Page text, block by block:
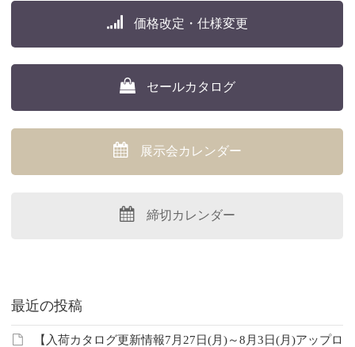
価格改定・仕様変更
セールカタログ
展示会カレンダー
締切カレンダー
最近の投稿
【入荷カタログ更新情報7月27日(月)～8月3日(月)アップロ